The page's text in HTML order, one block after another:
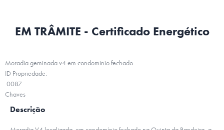
EM TRÂMITE - Certificado Energético
Moradia geminada v4 em condomínio fechado
ID Propriedade:
0087
Chaves
Descrição